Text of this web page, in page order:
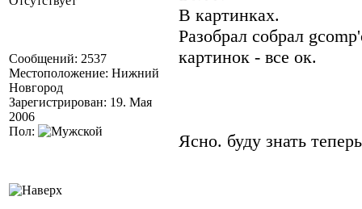
Сообщений: 2537
Местоположение: Нижний
Новгород
Зарегистрирован: 19. Мая
2006
Пол:
В картинках.
Разобрал собрал
картинок - все ок.
Ясно. буду знать теперь